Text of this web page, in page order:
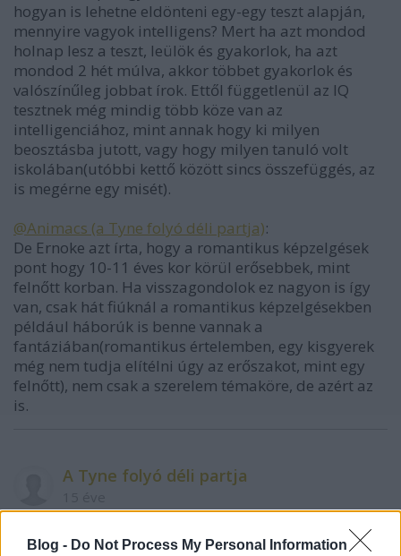
Blog - Do Not Process My Personal Information
hogyan is lehetne eldönteni egy-egy teszt alapján,
mennyire vagyok intelligens? Mert ha azt mondod
holnap lesz a teszt, leülök és gyakorlok, ha azt
mondod 2 hét múlva, akkor többet gyakorlok és
valószínűleg jobbat írok. Ettől függetlenül az IQ
tesztnek még mindig több köze van az
intelligenciához, mint annak hogy ki milyen
beosztásba jutott, vagy hogy milyen tanuló volt
iskolában(utóbbi kettő között sincs összefüggés, az
is megérne egy misét).
@Animacs (a Tyne folyó déli partja):
De Ernoke azt írta, hogy a romantikus képzelgések
pont hogy 10-11 éves kor körül erősebbek, mint
felnőtt korban. Ha visszagondolok ez nagyon is így
van, csak hát fiúknál a romantikus képzelgésekben
például háborúk is benne vannak a
fantáziában(romantikus értelemben, egy kisgyerek
még nem tudja elítélni úgy az erőszakot, mint egy
felnőtt), nem csak a szerelem témaköre, de azért az
is.
A Tyne folyó déli partja
: juj, ezt fájt. odáig olvastam, hogy "Ami a
szófajokat illeti, nem pl. az ige fogalmát nem is